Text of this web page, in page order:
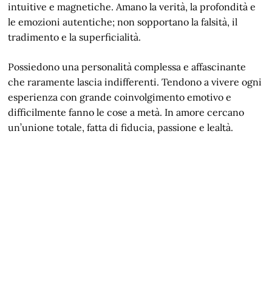
intuitive e magnetiche. Amano la verità, la profondità e
le emozioni autentiche; non sopportano la falsità, il
tradimento e la superficialità.
Possiedono una personalità complessa e affascinante
che raramente lascia indifferenti. Tendono a vivere ogni
esperienza con grande coinvolgimento emotivo e
difficilmente fanno le cose a metà. In amore cercano
un’unione totale, fatta di fiducia, passione e lealtà.